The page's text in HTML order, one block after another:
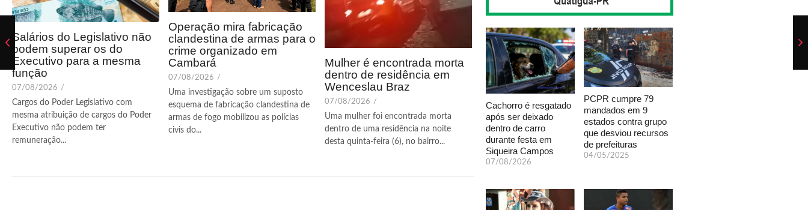
Salários do Legislativo não
podem superar os do
Executivo para a mesma
função
07/08/2026 /
Cargos do Poder Legislativo com
mesma atribuição de cargos do Poder
Executivo não podem ter
remuneração...
Operação mira fabricação
clandestina de armas para o
crime organizado em
Cambará
07/08/2026 /
Uma investigação sobre um suposto
esquema de fabricação clandestina de
armas de fogo mobilizou as polícias
civis do...
Mulher é encontrada morta
dentro de residência em
Wenceslau Braz
07/08/2026 /
Uma mulher foi encontrada morta
dentro de uma residência na noite
desta quinta-feira (6), no bairro...
Cachorro é resgatado
após ser deixado
dentro de carro
durante festa em
Siqueira Campos
07/08/2026
PCPR cumpre 79
mandados em 9
estados contra grupo
que desviou recursos
de prefeituras
04/05/2025